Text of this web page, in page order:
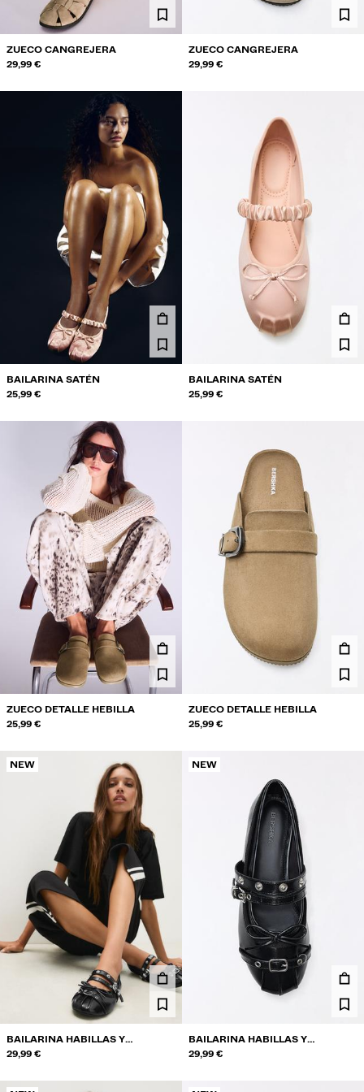
ZUECO CANGREJERA
29,99 €
ZUECO CANGREJERA
29,99 €
BAILARINA SATÉN
25,99 €
BAILARINA SATÉN
25,99 €
ZUECO DETALLE HEBILLA
25,99 €
ZUECO DETALLE HEBILLA
25,99 €
NEW
BAILARINA HABILLAS Y
TACHUELAS
29,99 €
NEW
BAILARINA HABILLAS Y
TACHUELAS
29,99 €